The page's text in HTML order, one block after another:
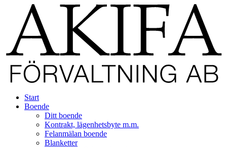
Start
Boende
Ditt boende
Kontrakt, lägenhetsbyte m.m.
Felanmälan boende
Blanketter